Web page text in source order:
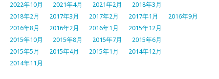
2022年10月 2021年4月 2021年2月
2018年3月
2018年2月
2017年3月 2017年2月 2017年1月
2016年9月
2016年8月
2016年2月 2016年1月
2015年12月
2015年10月
2015年8月 2015年7月
2015年6月
2015年5月
2015年4月 2015年1月
2014年12月
2014年11月